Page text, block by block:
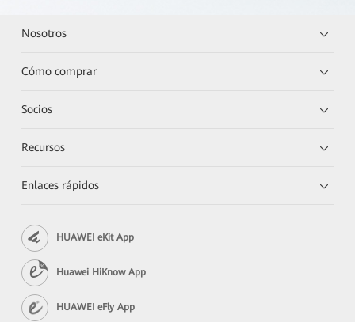
Nosotros
Cómo comprar
Socios
Recursos
Enlaces rápidos
HUAWEI eKit App
Huawei HiKnow App
HUAWEI eFly App